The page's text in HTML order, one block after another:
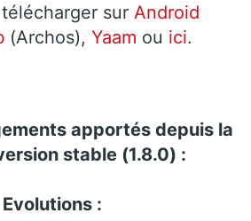
sur Android
(Archos), Yaam ou ici.
apportés depuis la
stable (1.8.0) :
Evolutions :